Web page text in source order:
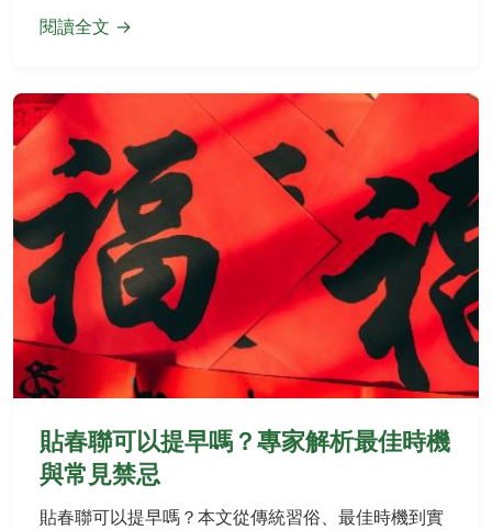
心！
閱讀全文 →
貼春聯可以提早嗎？專家解析最佳時機
與常見禁忌
貼春聯可以提早嗎？本文從傳統習俗、最佳時機到實